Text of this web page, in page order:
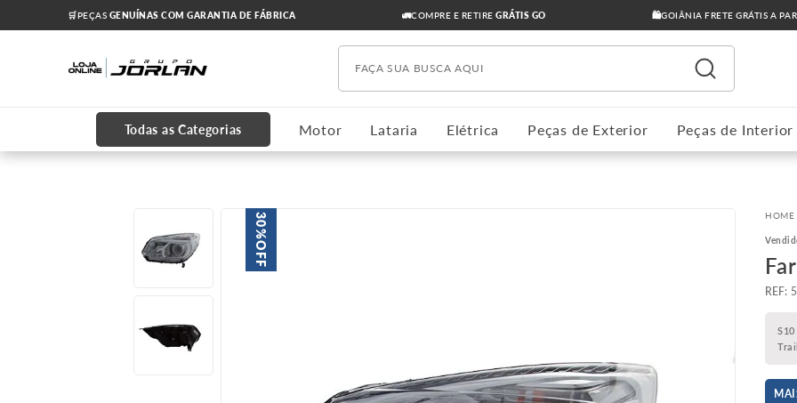
🛒PEÇAS GENUÍNAS COM GARANTIA DE FÁBRICA 🚛COMPRE E RETIREGRÁTIS GO 🛍️GOIÂNIA FRETE GRÁTIS A
Faça sua busca aqui
Todas as Categorias Motor Lataria Elétrica Peças de Exterior Peças de Interior
30%
OFF
:
1
chevrolet
2º
onix
5º
cobalt
º
kits